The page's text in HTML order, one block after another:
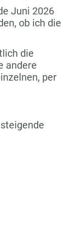
Juni 2026
ob ich die
die
andere
per